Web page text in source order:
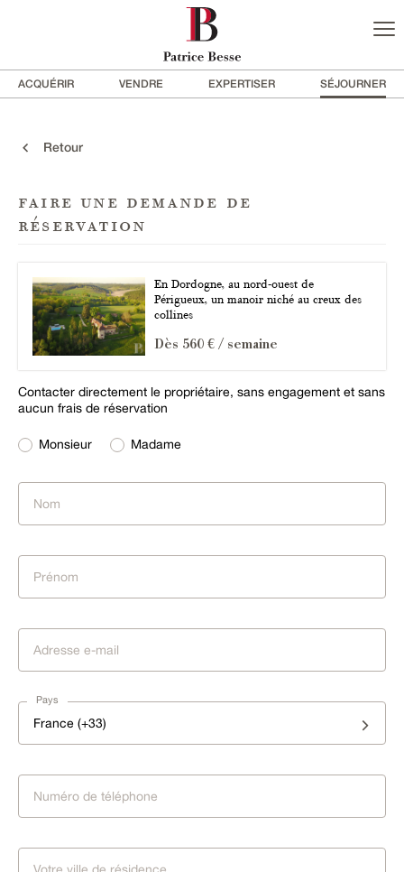
ACQUÉRIR VENDRE EXPERTISER SÉJOURNER
Retour
faire une demande de
réservation
En Dordogne, au nord-ouest de
Périgueux, un manoir niché au creux des
collines
Dès 560 € / semaine
Contacter directement le propriétaire, sans engagement et sans
aucun frais de réservation
Monsieur Madame
Pays
France (+33)